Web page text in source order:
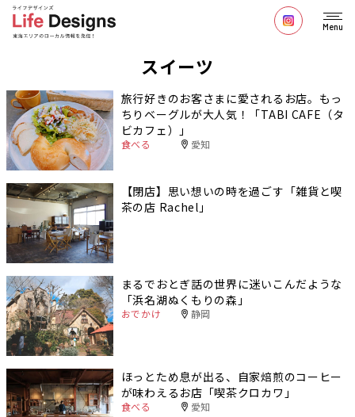
Menu
スイーツ
旅行好きのお客さまに愛されるお店。もっ
ちりベーグルが大人気！「TABI CAFE（タ
ビカフェ）」
食べる 愛知
【閉店】思い想いの時を過ごす「雑貨と喫
茶の店 Rachel」
まるでおとぎ話の世界に迷いこんだような
「浜名湖ぬくもりの森」
おでかけ 静岡
ほっとため息が出る、自家焙煎のコーヒー
が味わえるお店「喫茶クロカワ」
食べる 愛知